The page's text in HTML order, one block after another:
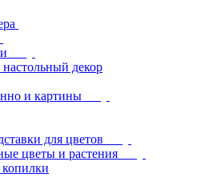
декор
и картины
для цветов
цветы и растения